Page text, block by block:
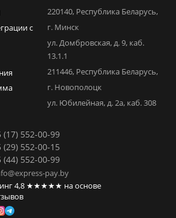
с
220140, Республика Беларусь,
г. Минск
ул. Домбровская, д. 9, каб.
13.1.1
211446, Республика Беларусь,
г. Новополоцк
ул. Юбилейная, д. 2а, каб. 308
(17) 552-00-99
(29) 552-00-15
(44) 552-00-99
pay.by
4,8 ★★★★★ на основе